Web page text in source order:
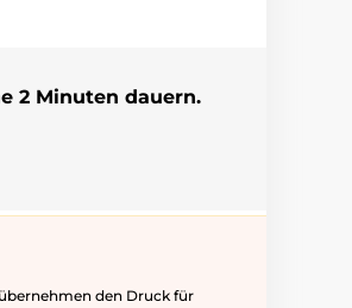
2 Minuten dauern.
den Druck für